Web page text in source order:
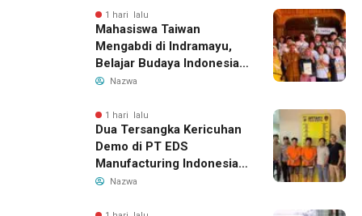
1 hari lalu
Mahasiswa Taiwan
Mengabdi di Indramayu,
Belajar Budaya Indonesia
dan Edukasi Pekerja
Nazwa
1 hari lalu
Dua Tersangka Kericuhan
Demo di PT EDS
Manufacturing Indonesia
Ditahan, Polda Banten
Nazwa